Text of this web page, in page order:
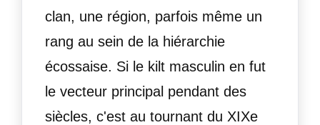
clan, une région, parfois même un
rang au sein de la hiérarchie
écossaise. Si le kilt masculin en fut
le vecteur principal pendant des
siècles, c'est au tournant du XIXe